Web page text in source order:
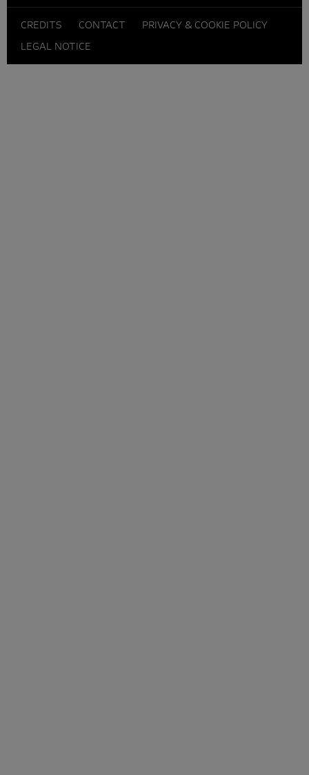
CREDITS CONTACT
PRIVACY & COOKIE POLICY
LEGAL NOTICE